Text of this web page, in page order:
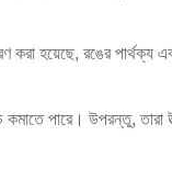
করা হয়েছে, রঙের
পারে। উপরন্তু, তারা